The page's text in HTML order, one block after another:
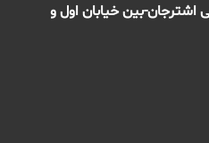
بین خیابان اول و